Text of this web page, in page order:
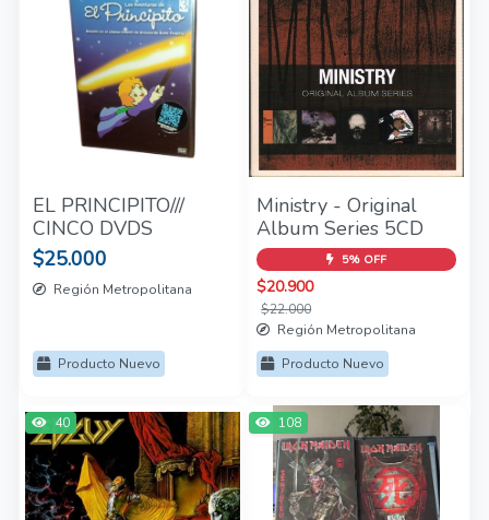
EL PRINCIPITO///
CINCO DVDS
$25.000
Región Metropolitana
Producto Nuevo
Ministry - Original
Album Series 5CD
5% OFF
$20.900
$22.000
Región Metropolitana
Producto Nuevo
40 108